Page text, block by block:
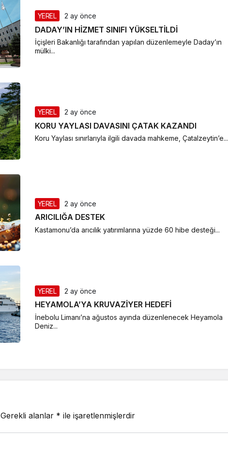
YEREL 2 ay önce
DADAY’IN HİZMET SINIFI YÜKSELTİLDİ
İçişleri Bakanlığı tarafından yapılan düzenlemeyle Daday’ın
mülki...
YEREL 2 ay önce
KORU YAYLASI DAVASINI ÇATAK KAZANDI
Koru Yaylası sınırlarıyla ilgili davada mahkeme, Çatalzeytin’e...
YEREL 2 ay önce
ARICILIĞA DESTEK
Kastamonu’da arıcılık yatırımlarına yüzde 60 hibe desteği...
YEREL 2 ay önce
HEYAMOLA’YA KRUVAZİYER HEDEFİ
İnebolu Limanı’na ağustos ayında düzenlenecek Heyamola
Deniz...
Gerekli alanlar * ile işaretlenmişlerdir